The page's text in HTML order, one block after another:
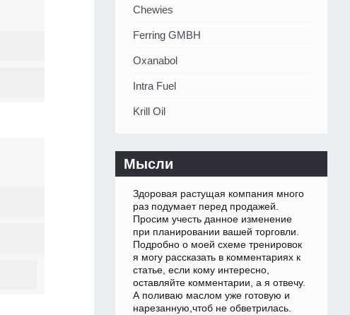
Chewies
Ferring GMBH
Oxanabol
Intra Fuel
Krill Oil
Мысли
Здоровая растущая компания много
раз подумает перед продажей.
Просим учесть данное изменение
при планировании вашей торговли.
Подробно о моей схеме тренировок
я могу рассказать в комментариях к
статье, если кому интересно,
оставляйте комментарии, а я отвечу.
А поливаю маслом уже готовую и
нарезанную,чтоб не обветрилась.